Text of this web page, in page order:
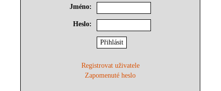
Jméno:
Heslo:
Registrovat uživatele
Zapomenuté heslo